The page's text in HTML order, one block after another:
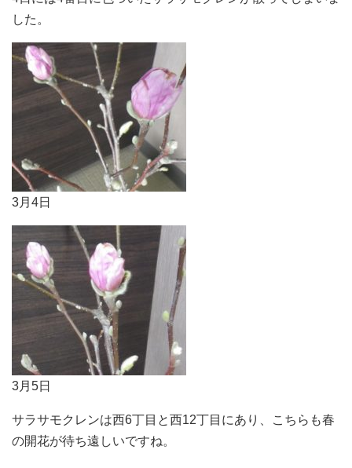
した。
3月4日
3月5日
サラサモクレンは西6丁目と西12丁目にあり、こちらも春
の開花が待ち遠しいですね。